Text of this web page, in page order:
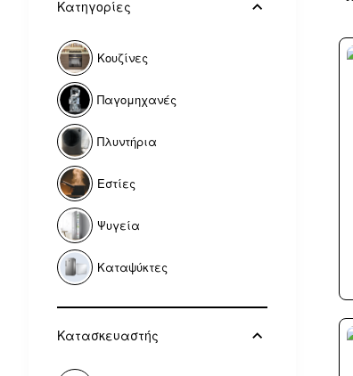
Κατηγορίες
Κουζίνες
Παγομηχανές
Πλυντήρια
Εστίες
Ψυγεία
Καταψύκτες
Κατασκευαστής